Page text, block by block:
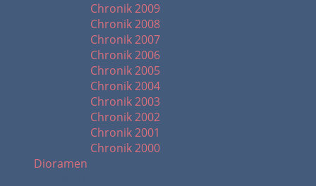
Chronik 2009
Chronik 2008
Chronik 2007
Chronik 2006
Chronik 2005
Chronik 2004
Chronik 2003
Chronik 2002
Chronik 2001
Chronik 2000
Dioramen